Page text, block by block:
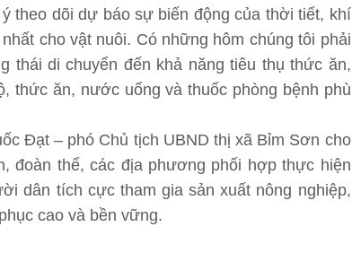
theo dõi dự báo sự biến động của thời tiết, khí
cho vật nuôi. Có những hôm chúng tôi phải
thái di chuyển đến khả năng tiêu thụ thức ăn,
thức ăn, nước uống và thuốc phòng bệnh phù
Đạt – phó Chủ tịch UBND thị xã Bỉm Sơn cho
đoàn thể, các địa phương phối hợp thực hiện
dân tích cực tham gia sản xuất nông nghiệp,
cao và bền vững.